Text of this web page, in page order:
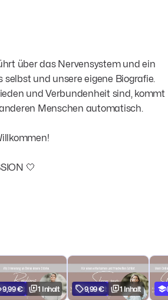
über das Nervensystem und ein
und unsere eigene Biografie.
und Verbundenheit sind, kommt
Menschen automatisch.
🤍
Playlist
9,99 € 1 Inhalt Playlist
9,99 € 1 Inhalt